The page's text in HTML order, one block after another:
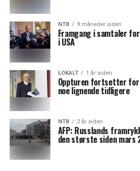
NTB 9 måneder siden
Framgang i samtaler
i USA
LOKALT 1 år siden
Oppturen fortsetter
noe lignende tidligere
NTB 2 år siden
AFP: Russlands
den største siden mars